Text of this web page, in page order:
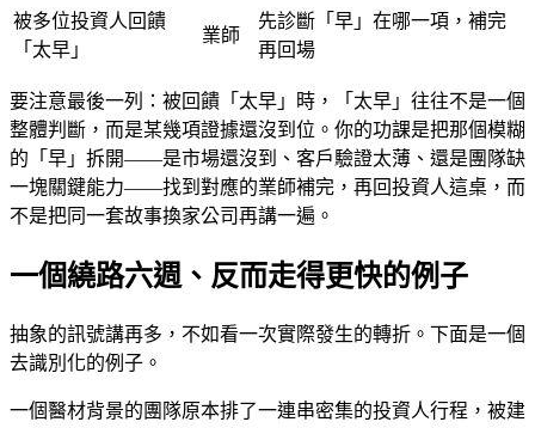
被多位投資人回饋
「太早」
業師
先診斷「早」在哪一項，補完
再回場
要注意最後一列：被回饋「太早」時，「太早」往往不是一個
整體判斷，而是某幾項證據還沒到位。你的功課是把那個模糊
的「早」拆開——是市場還沒到、客戶驗證太薄、還是團隊缺
一塊關鍵能力——找到對應的業師補完，再回投資人這桌，而
不是把同一套故事換家公司再講一遍。
一個繞路六週、反而走得更快的例子
抽象的訊號講再多，不如看一次實際發生的轉折。下面是一個
去識別化的例子。
一個醫材背景的團隊原本排了一連串密集的投資人行程，被建